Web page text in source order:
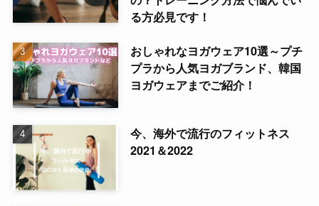
る方必見です！
おしゃれなヨガウェア10選～プチ
プラから人気ヨガブランド、韓国
ヨガウェアまでご紹介！
今、海外で流行のフィットネス
2021＆2022